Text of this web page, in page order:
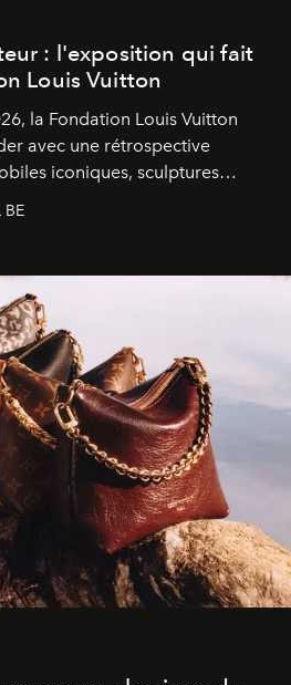
: l'exposition qui fait
Louis Vuitton
la Fondation Louis Vuitton
avec une rétrospective
iconiques, sculptures
du mouvement, l'artiste
imaginés par Frank Gehry
BE